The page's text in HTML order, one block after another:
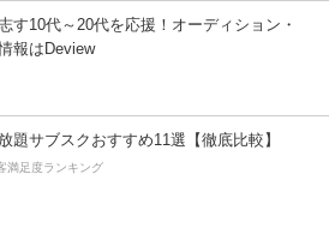
す10代～20代を応援！オーディション・
報はDeview
題サブスクおすすめ11選【徹底比較】
満足度ランキング